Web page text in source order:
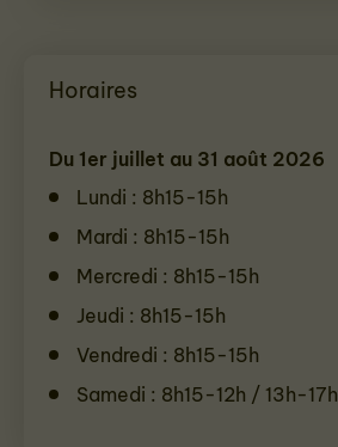
Horaires
Du 1er juillet au 31 août 2026
Lundi : 8h15-15h
Mardi : 8h15-15h
Mercredi : 8h15-15h
Jeudi : 8h15-15h
Vendredi : 8h15-15h
Samedi : 8h15-12h / 13h-17h